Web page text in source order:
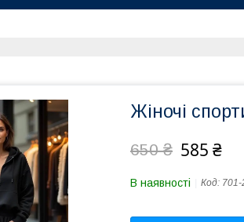
Жіночі
650 ₴ 585 ₴
В наявності Код: 701-